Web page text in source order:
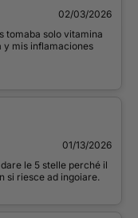
i zdrowego stylu
powinny
W
przerwać
02/03/2026
tomaba solo vitamina
y mis inflamaciones
01/13/2026
5 stelle perché il